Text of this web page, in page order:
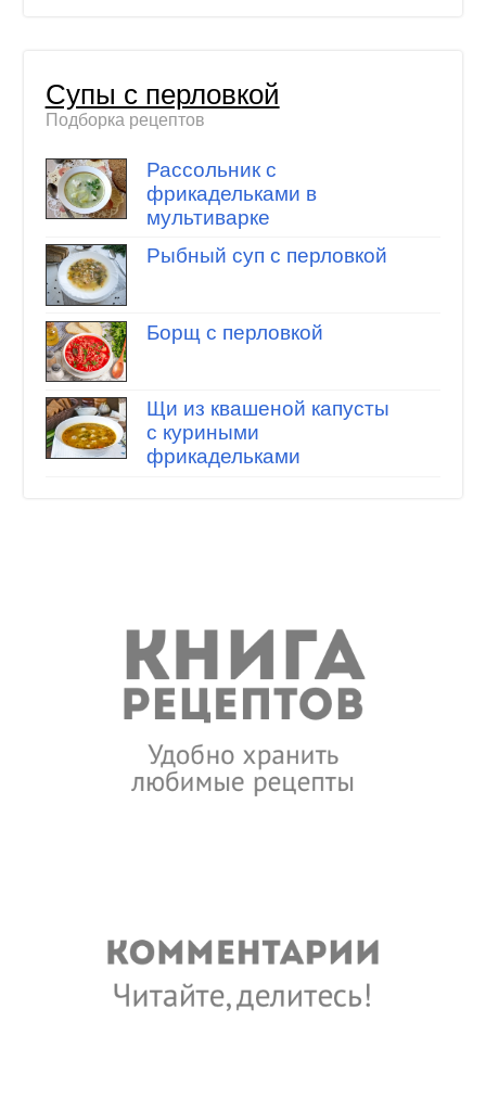
Супы с перловкой
Подборка рецептов
Рассольник с
фрикадельками в
мультиварке
Рыбный суп с перловкой
Борщ с перловкой
Щи из квашеной капусты
с куриными
фрикадельками